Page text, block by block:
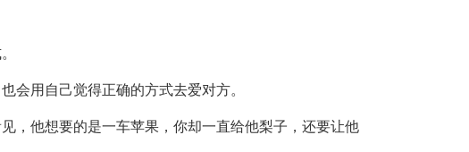
会用自己觉得正确的方式去爱对方。
，他想要的是一车苹果，你却一直给他梨子，还要让他